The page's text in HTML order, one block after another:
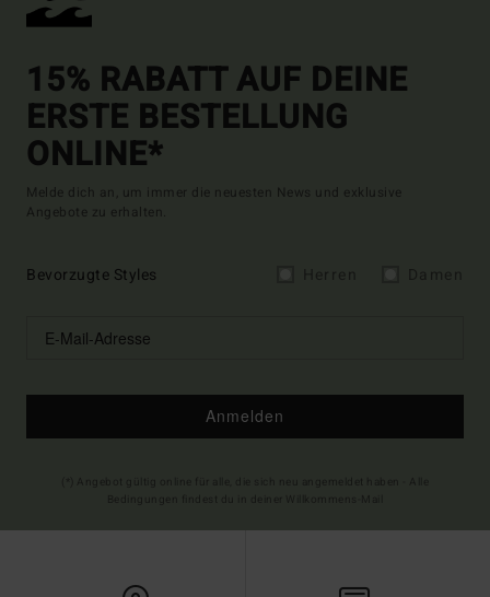
15% RABATT AUF DEINE
ERSTE BESTELLUNG
ONLINE*
Melde dich an, um immer die neuesten News und exklusive
Angebote zu erhalten.
Bevorzugte Styles
Anmelden